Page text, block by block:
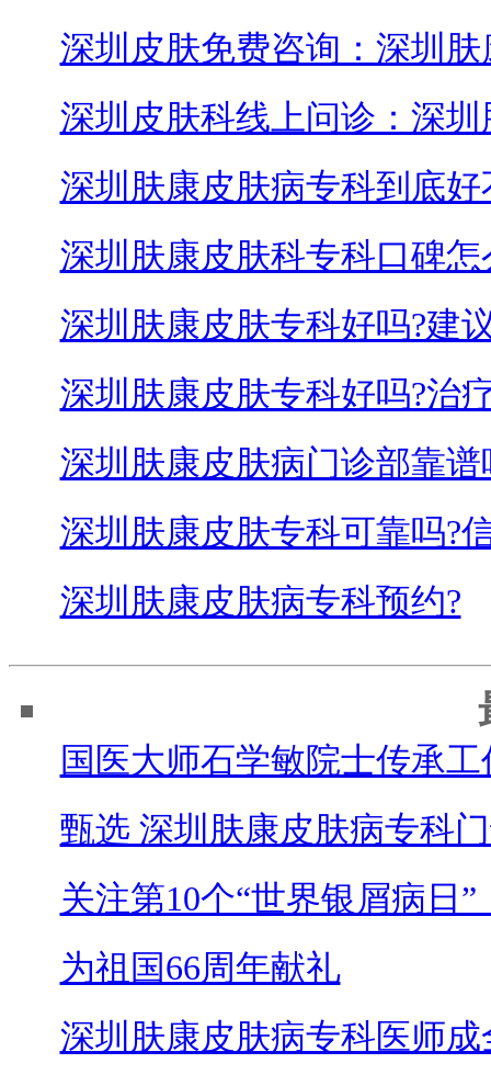
深圳皮肤免费咨询：深圳肤
深圳皮肤科线上问诊：深圳
深圳肤康皮肤病专科到底好
深圳肤康皮肤科专科口碑怎
深圳肤康皮肤专科好吗?建
深圳肤康皮肤专科好吗?治
深圳肤康皮肤病门诊部靠谱
深圳肤康皮肤专科可靠吗?
深圳肤康皮肤病专科预约?
国医大师石学敏院士传承
甄选 深圳肤康皮肤病专科
关注第10个“世界银屑病日”
为祖国66周年献礼
深圳肤康皮肤病专科医师成